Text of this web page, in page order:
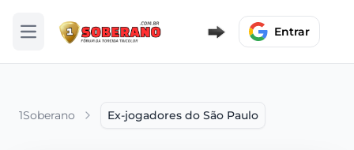
Abrir menu Entrar
1Soberano Ex-jogadores do São Paulo